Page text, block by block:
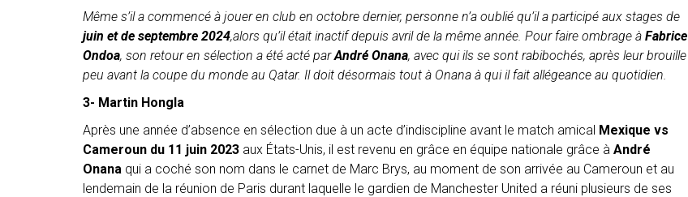
Même s’il a commencé à jouer en club en octobre dernier, personne n’a oublié qu’il a participé aux stages de
juin et de septembre 2024,alors qu’il était inactif depuis avril de la même année. Pour faire ombrage à Fabrice
Ondoa, son retour en sélection a été acté parAndré Onana, avec qui ils se sont rabibochés, après leur brouille
peu avant la coupe du monde au Qatar. Il doit désormais tout à Onana à qui il fait allégeance au quotidien.
3- Martin Hongla
Après une année d’absence en sélection due à un acte d’indiscipline avant le match amical Mexique vs
Cameroun du 11 juin 2023 aux États-Unis, il est revenu en grâce en équipe nationale grâce à André
Onana qui a coché son nom dans le carnet de Marc Brys, au moment de son arrivée au Cameroun et au
lendemain de la réunion de Paris durant laquelle le gardien de Manchester United a réuni plusieurs de ses